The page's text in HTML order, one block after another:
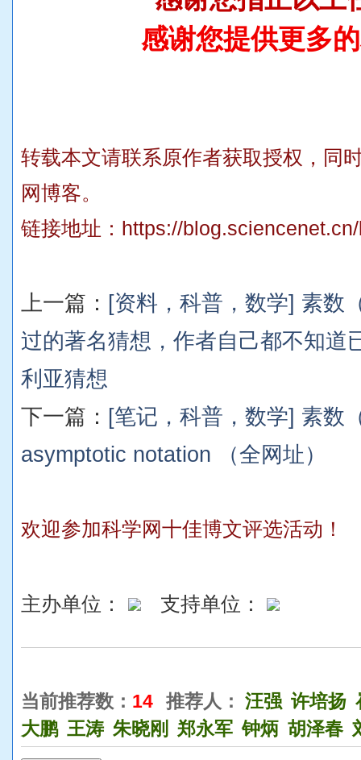
感谢您提供更多
转载本文请联系原作者获取授权，同
网博客。
链接地址： https://
上一篇： [资料，科普，数学] 素数
过的著名猜想，作者自己都不知
利亚猜想
下一篇： [笔记，科普，数学] 素数
asymptotic notation （全网址）
欢迎参加科学网十佳博文评选活动！
主办单位： 支持单位：
当前推荐数： 14 推荐人： 汪强 许培扬
大鹏 王涛 朱晓刚 郑永军 钟炳 胡泽春